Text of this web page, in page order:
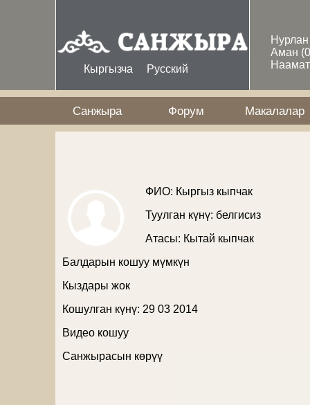
Кыргызча Русский
Аман
Санжыра Форум Макалалар
ФИО: Кыргыз кыпчак
Туулган күнү: белгисиз
Атасы: Кытай кыпчак
Балдарын кошуу мүмкүн
Кыздары жок
Кошулган күнү: 29 03 2014
Видео кошуу
Санжырасын көрүү